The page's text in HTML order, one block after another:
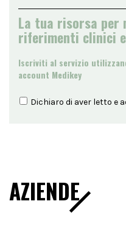
La tua risorsa per
riferimenti clinici
Iscriviti al servizio
account Medikey
Dichiaro di aver letto e
AZIENDE